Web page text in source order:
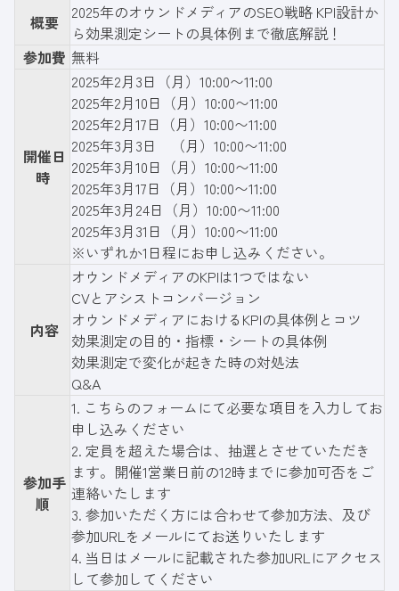
概要
2025年のオウンドメディアのSEO戦略 KPI設計か
ら効果測定シートの具体例まで徹底解説！
参加費 無料
開催日
時
2025年2月3日（月）10:00〜11:00
2025年2月10日（月）10:00〜11:00
2025年2月17日（月）10:00〜11:00
2025年3月3日 （月）10:00〜11:00
2025年3月10日（月）10:00〜11:00
2025年3月17日（月）10:00〜11:00
2025年3月24日（月）10:00〜11:00
2025年3月31日（月）10:00〜11:00
※いずれか1日程にお申し込みください。
内容
オウンドメディアのKPIは1つではない
CVとアシストコンバージョン
オウンドメディアにおけるKPIの具体例とコツ
効果測定の目的・指標・シートの具体例
効果測定で変化が起きた時の対処法
Q&A
参加手
順
1. こちらのフォーム にて必要な項目を入力してお
申し込みください
2. 定員を超えた場合は、抽選とさせていただき
ます。開催1営業日前の12時までに参加可否をご
連絡いたします
3. 参加いただく方には合わせて参加方法、及び
参加URLをメールにてお送りいたします
4. 当日はメールに記載された参加URLにアクセス
して参加してください